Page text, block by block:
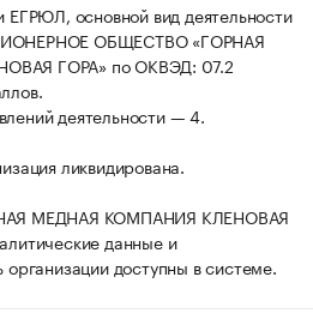
ЕГРЮЛ, основной вид деятельности
ОБЩЕСТВО «ГОРНАЯ
ГОРА» по ОКВЭД: 07.2
деятельности — 4.
ликвидирована.
МЕДНАЯ КОМПАНИЯ КЛЕНОВАЯ
данные и
организации доступны в системе.